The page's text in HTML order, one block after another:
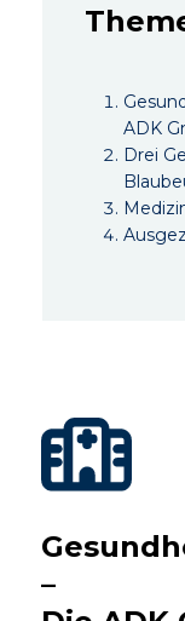
ADK
Drei
–